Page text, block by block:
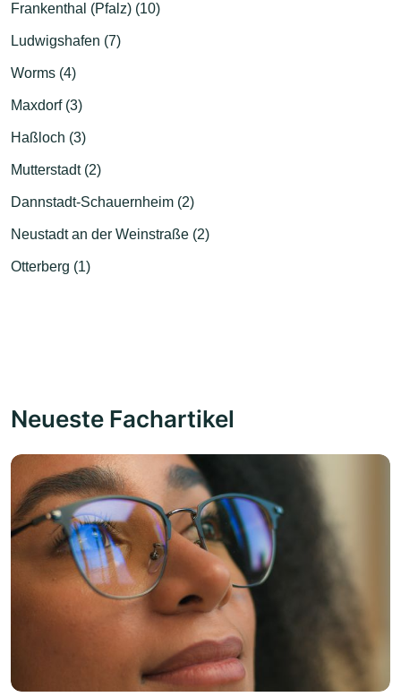
Frankenthal (Pfalz) (10)
Ludwigshafen (7)
Worms (4)
Maxdorf (3)
Haßloch (3)
Mutterstadt (2)
Dannstadt-Schauernheim (2)
Neustadt an der Weinstraße (2)
Otterberg (1)
Neueste Fachartikel